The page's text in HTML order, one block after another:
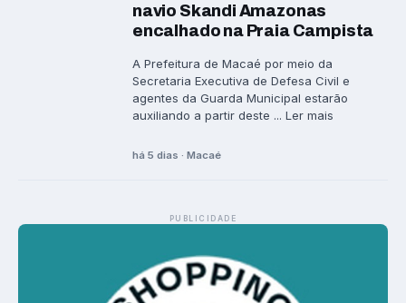
navio Skandi Amazonas
encalhado na Praia Campista
A Prefeitura de Macaé por meio da
Secretaria Executiva de Defesa Civil e
agentes da Guarda Municipal estarão
auxiliando a partir deste ... Ler mais
há 5 dias · Macaé
PUBLICIDADE